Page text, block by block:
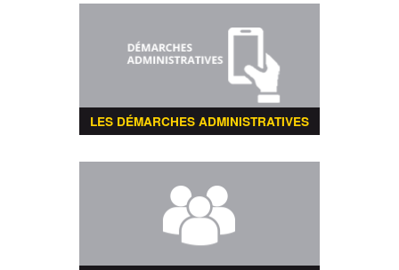
LES DÉMARCHES ADMINISTRATIVES